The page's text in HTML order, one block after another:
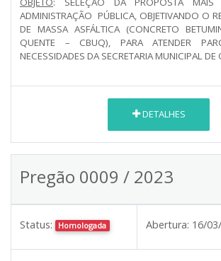
ADMINISTRAÇÃO PÚBLICA, OBJETIVANDO O
DE MASSA ASFÁLTICA (CONCRETO
QUENTE – CBUQ), PARA ATENDER
NECESSIDADES DA SECRETARIA MUNICIPAL DE
DETALHES
Pregão 0009 / 2023
Status: Homologada Abertura: 16/